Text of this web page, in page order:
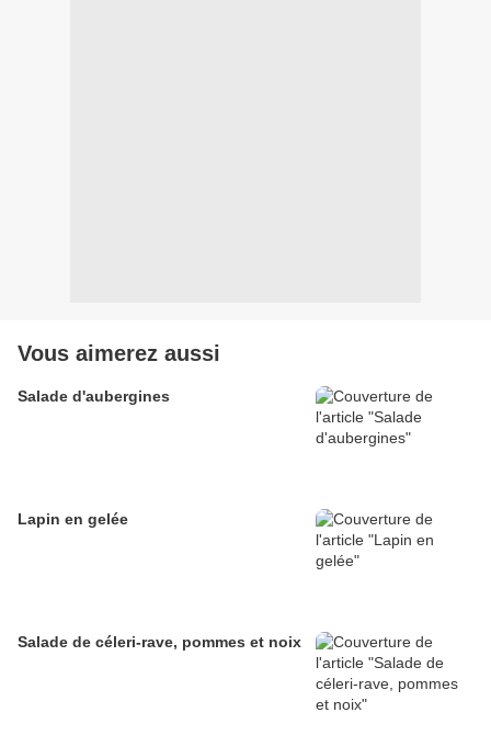
Vous aimerez aussi
Salade d'aubergines
Lapin en gelée
Salade de céleri-rave, pommes et noix